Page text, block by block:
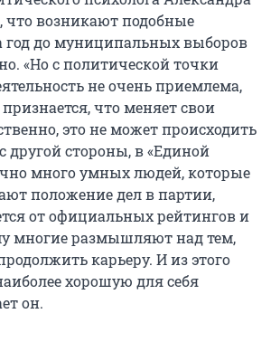
что возникают подобные
год до муниципальных выборов
«Но с политической точки
не очень приемлема,
что меняет свои
это не может происходить
другой стороны, в «Единой
много умных людей, которые
положение дел в партии,
от официальных рейтингов и
многие размышляют над тем,
карьеру. И из этого
хорошую для себя
он.